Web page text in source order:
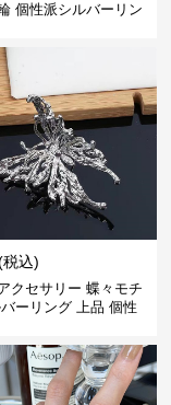
個性派シルバーリン
税込)
クセサリー 蝶々モチ
ーリング 上品 個性